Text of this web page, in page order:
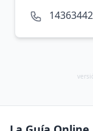
14363442